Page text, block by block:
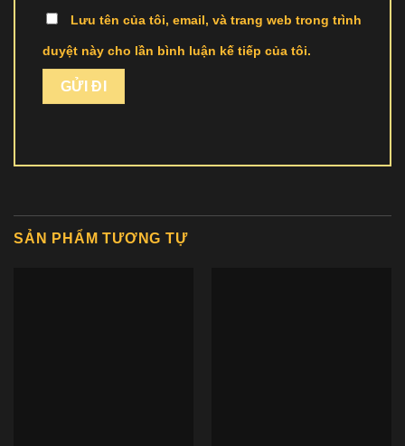
Lưu tên của tôi, email, và trang web trong trình
duyệt này cho lần bình luận kế tiếp của tôi.
SẢN PHẨM TƯƠNG TỰ